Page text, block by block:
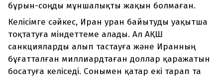
бұрын-соңды мұншалықты жақын болмаған.
Келісімге сәйкес, Иран уран байытуды уақытша
тоқтатуға міндеттеме алады. Ал АҚШ
санкцияларды алып тастауға және Иранның
бұғатталған миллиардтаған доллар қаражатын
босатуға келіседі. Сонымен қатар екі тарап та